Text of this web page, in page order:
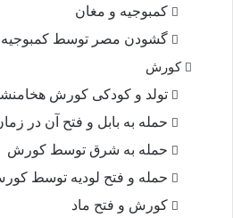
کمبوجیه و مغان
گشودن مصر توسط کمبوجیه
کورش
تولد و کودکی کورش
حمله به بابل و فتح آن در
حمله به شرق توسط کورش
حمله و فتح لودیه توسط
کورش و فتح ماد